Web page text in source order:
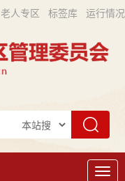
老人专区 标签库 运行情况
导